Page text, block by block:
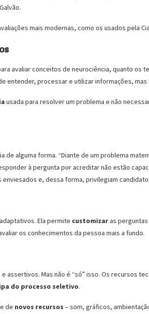
mais modernas, como os usados pela
avaliar conceitos de neurociência, quanto os
entender, processar e utilizar informações,
usada para resolver um problema e não
de alguma forma. “Diante de um problema
à pergunta por acreditar não estão
e, dessa forma, privilegiam
Ela permite customizaras
os conhecimentos da pessoa mais a fundo.
assertivos. Mas não é “só” isso. Os recursos
do processo seletivo.
de novos recursos – som, gráficos,